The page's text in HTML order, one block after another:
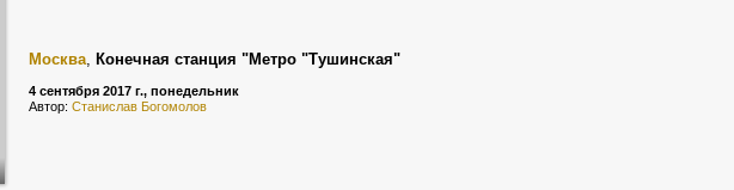
Москва, Конечная станция "Метро "Тушинская"
4 сентября 2017 г., понедельник
Автор: Станислав Богомолов